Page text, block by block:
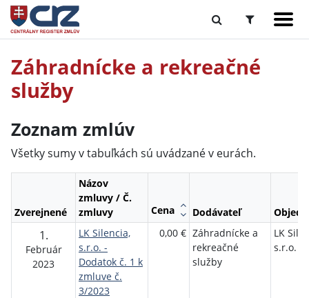
Záhradnícke a rekreačné
služby
Zoznam zmlúv
Všetky sumy v tabuľkách sú uvádzané v eurách.
Zverejnené
Názov
zmluvy / Č.
zmluvy
Cena Dodávateľ
1.
Február
2023
LK Silencia,
s.r.o. -
Dodatok č. 1 k
zmluve č.
3/2023
0,00 € Záhradnícke a
rekreačné
služby
LK
s.r.o.